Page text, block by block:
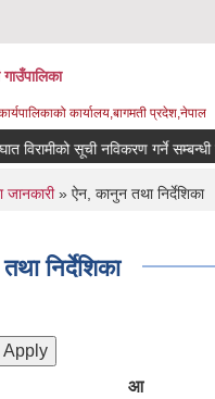
गाउँपालिका
कार्यालय,बागमती प्रदेश,नेपाल
विरामीको सूची नविकरण गर्ने
here» ऐन, कानुन तथा निर्देशिका
निर्देशिका
आ